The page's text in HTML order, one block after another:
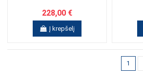
228,00 €
Į krepšelį
1